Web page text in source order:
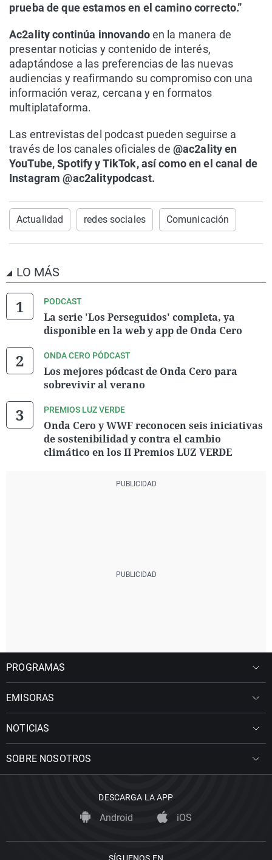
prueba de que estamos en el camino correcto.”
Ac2ality continúa innovandoen la manera de
presentar noticias y contenido de interés,
adaptándose a las preferencias de las nuevas
audiencias y reafirmando su compromiso con una
información veraz, cercana y en formatos
multiplataforma.
Las entrevistas del podcast pueden seguirse a
través de los canales oficiales de @ac2ality en
YouTube, Spotify y TikTok, así como en el canal de
Instagram @ac2alitypodcast.
Actualidad redes sociales Comunicación
LO MÁS
PODCAST
La serie 'Los Perseguidos' completa, ya
disponible en la web y app de Onda Cero
ONDA CERO PÓDCAST
Los mejores pódcast de Onda Cero para
sobrevivir al verano
PREMIOS LUZ VERDE
Onda Cero y WWF reconocen seis iniciativas
de sostenibilidad y contra el cambio
climático en los II Premios LUZ VERDE
PROGRAMAS
EMISORAS
NOTICIAS
SOBRE NOSOTROS
DESCARGA LA APP
Android iOS
SÍGUENOS EN